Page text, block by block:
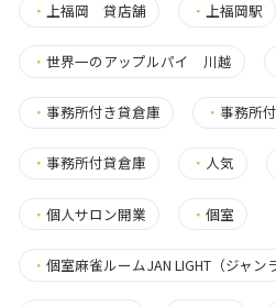
・ 上福岡 貸店舗 ・上福岡駅
・ 世界一のアップルパイ 川越
・ 事務所付き貸倉庫 ・ 事務所
・ 事務所付貸倉庫 ・ 人気
・ 個人サロン開業 ・個室
・ 個室麻雀ルームJAN LIGHT（ジャン